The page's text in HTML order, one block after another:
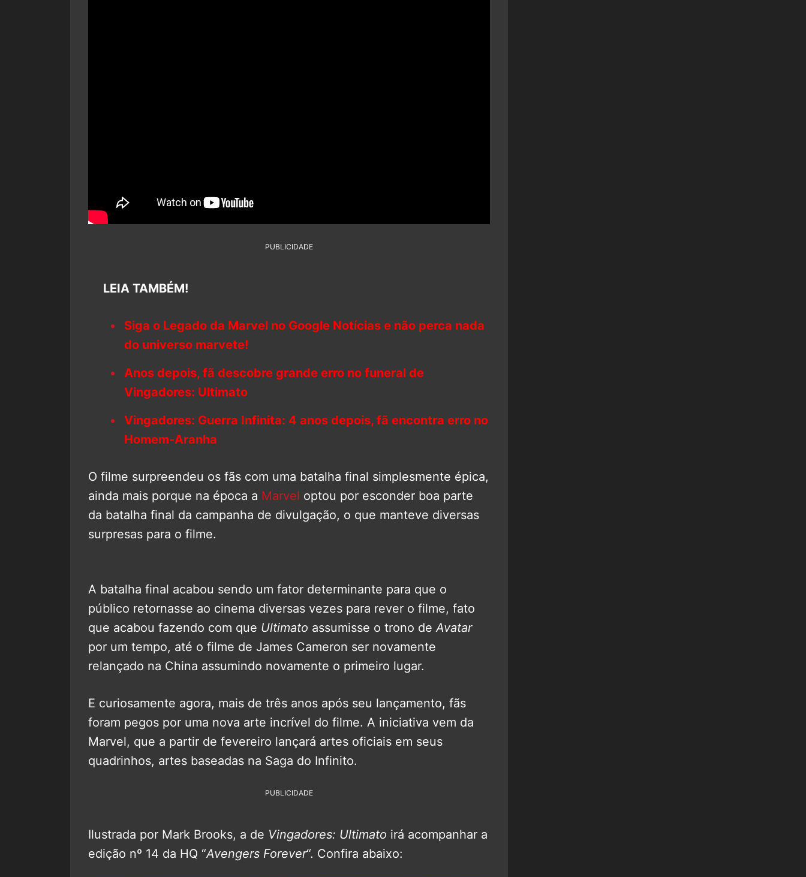
PUBLICIDADE
LEIA TAMBÉM!
Siga o Legado da Marvel no Google Notícias e não perca nada
do universo marvete!
Anos depois, fã descobre grande erro no funeral de
Vingadores: Ultimato
Vingadores: Guerra Infinita: 4 anos depois, fã encontra erro no
Homem-Aranha
O filme surpreendeu os fãs com uma batalha final simplesmente épica,
ainda mais porque na época a Marvel optou por esconder boa parte
da batalha final da campanha de divulgação, o que manteve diversas
surpresas para o filme.
A batalha final acabou sendo um fator determinante para que o
público retornasse ao cinema diversas vezes para rever o filme, fato
que acabou fazendo com que Ultimato assumisse o trono de Avatar
por um tempo, até o filme de James Cameron ser novamente
relançado na China assumindo novamente o primeiro lugar.
E curiosamente agora, mais de três anos após seu lançamento, fãs
foram pegos por uma nova arte incrível do filme. A iniciativa vem da
Marvel, que a partir de fevereiro lançará artes oficiais em seus
quadrinhos, artes baseadas na Saga do Infinito.
PUBLICIDADE
Ilustrada por Mark Brooks, a de Vingadores: Ultimato irá acompanhar a
edição nº 14 da HQ “Avengers Forever“. Confira abaixo: